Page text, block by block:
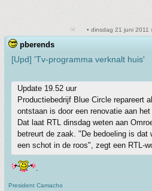
• dinsdag 21 juni 2011
pberends
[Upd] 'Tv-programma verknalt huis'
Update 19.52 uur
Productiebedrijf Blue Circle repareert
ontstaan is door een renovatie aan
Dat laat RTL dinsdag weten aan
betreurt de zaak. "De bedoeling is dat
een schot in de roos", zegt een RTL-
President Camacho